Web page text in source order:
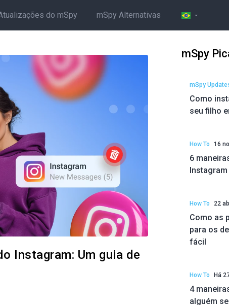
do mSpy mSpy Alternativas
Instagram: Um guia de
mSpy
mSpy
Como
seu filho
How To 16
6
How To 22
Como as
para os
fácil
How To Há
4
alguém